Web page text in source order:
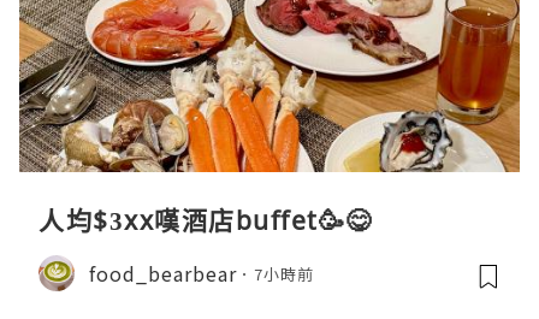
人均$3xx嘆酒店buffet🥳😋
food_bearbear 7小時前